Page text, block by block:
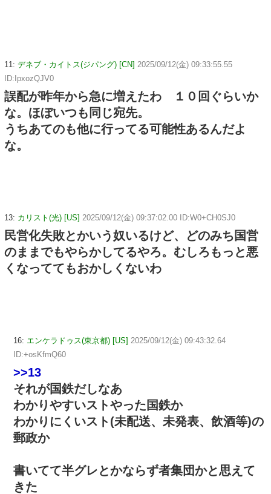
11: デネブ・カイトス(ジパング) [CN] 2025/09/12(金) 09:33:55.55
ID:IpxozQJV0
誤配が昨年から急に増えたわ １０回ぐらいか
な。ほぼいつも同じ宛先。
うちあてのも他に行ってる可能性あるんだよ
な。
13: カリスト(光) [US] 2025/09/12(金) 09:37:02.00 ID:W0+CH0SJ0
民営化失敗とかいう奴いるけど、どのみち国営
のままでもやらかしてるやろ。むしろもっと悪
くなっててもおかしくないわ
16: エンケラドゥス(東京都) [US] 2025/09/12(金) 09:43:32.64
ID:+osKfmQ60
>>13
それが国鉄だしなあ
わかりやすいストやった国鉄か
わかりにくいスト(未配送、未発表、飲酒等)の
郵政か
書いてて半グレとかならず者集団かと思えて
きた